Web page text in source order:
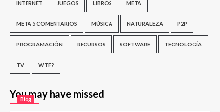
INTERNET JUEGOS LIBROS META
META 5 COMENTARIOS MÚSICA NATURALEZA P2P
PROGRAMACIÓN RECURSOS SOFTWARE TECNOLOGÍA
TV WTF?
You may have missed
Blog